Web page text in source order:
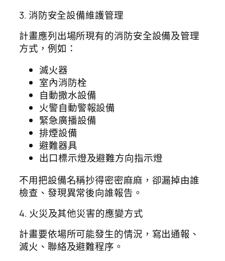
3. 消防安全設備維護管理
計畫應列出場所現有的消防安全設備及管理
方式，例如：
滅火器
室內消防栓
自動撒水設備
火警自動警報設備
緊急廣播設備
排煙設備
避難器具
出口標示燈及避難方向指示燈
不用把設備名稱抄得密密麻麻，卻漏掉由誰
檢查、發現異常後向誰報告。
4. 火災及其他災害的應變方式
計畫要依場所可能發生的情況，寫出通報、
滅火、聯絡及避難程序。